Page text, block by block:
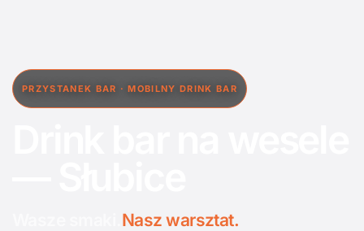
PRZYSTANEK BAR · MOBILNY DRINK BAR
Nasz warsztat.